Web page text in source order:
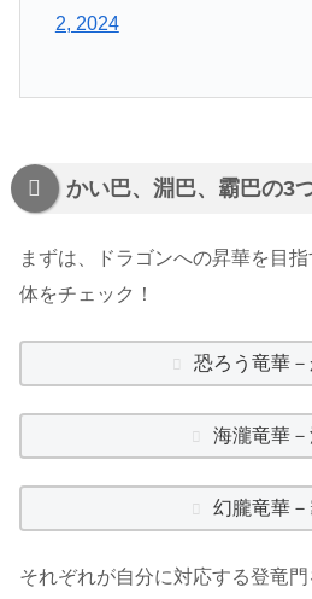
2, 2024
かい巴、淵巴、霸巴の3
まずは、ドラゴンへの昇華を目
体をチェック！
恐ろう竜華
海瀧竜華
幻朧竜華
それぞれが自分に対応する登竜